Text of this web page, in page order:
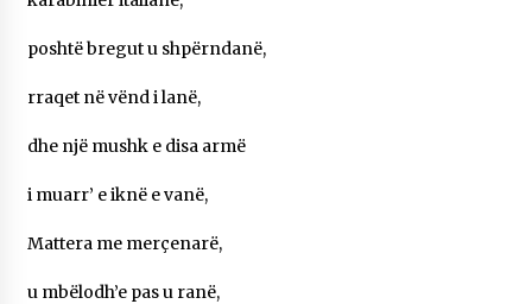
poshtë bregut u shpërndanë,
rraqet në vënd i lanë,
dhe një mushk e disa armë
i muarr’ e iknë e vanë,
Mattera me merçenarë,
u mbëlodh’e pas u ranë,